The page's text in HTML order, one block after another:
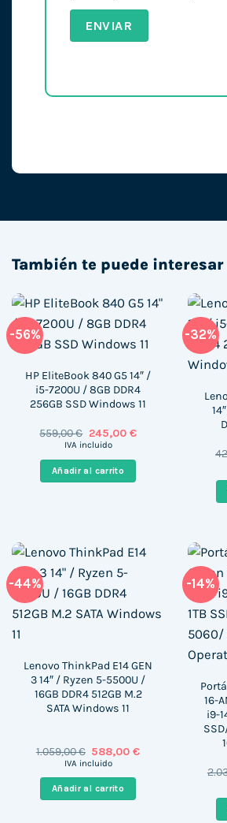
También te puede interesar
-56%
HP EliteBook 840 G5 14″ /
i5-7200U / 8GB DDR4
256GB SSD Windows 11
559,00€ El
precio
era:
559,00 €.
245,00 €El
es:
IVA incluido
Añadir al carrito
-32%
-44%
Lenovo ThinkPad E14 GEN
3 14″ / Ryzen 5-5500U /
16GB DDR4 512GB M.2
SATA Windows 11
1.059,00€ El
precio
era:
1.059,00 €.
588,00€El
IVA incluido
Añadir al carrito
-14%
16-
i9-